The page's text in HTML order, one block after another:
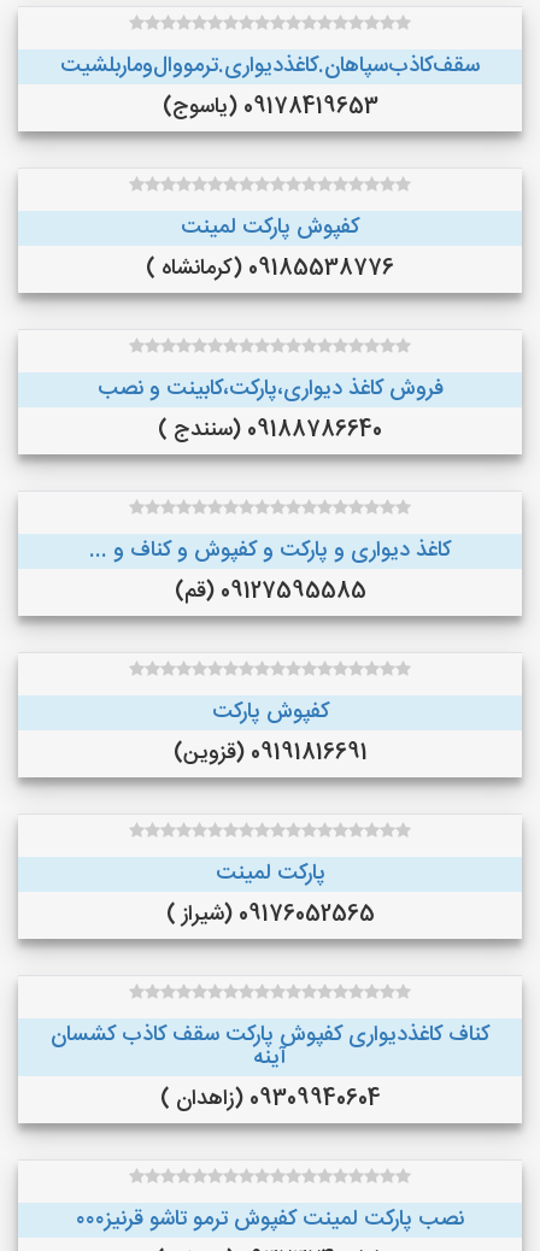
سقف‌کاذب‌سپاهان‌.کاغذ‌دیواری.ترمووال‌و‌ماربلشیت
09178419653 (یاسوج)
کفپوش پارکت لمینت
09185538776 (کرمانشاه )
فروش کاغذ دیواری،پارکت،کابینت و نصب
09188786640 (سنندج )
کاغذ دیواری و پارکت و کفپوش و کناف و ...
09127595585 (قم)
کفپوش پارکت
09191816691 (قزوین)
پارکت لمینت
09176052565 (شیراز )
کناف کاغذدیواری کفپوش پارکت سقف کاذب کشسان
آینه
09309940604 (زاهدان )
نصب پارکت لمینت کفپوش ترمو تاشو قرنیز۰۰۰